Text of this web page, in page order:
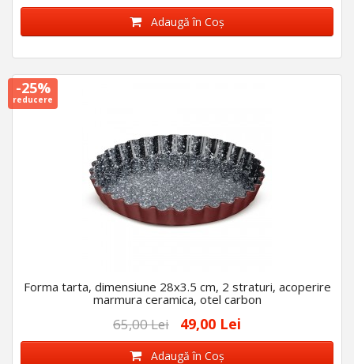
Adaugă în Coş
-25%
reducere
Forma tarta, dimensiune 28x3.5 cm, 2 straturi, acoperire
marmura ceramica, otel carbon
65,00 Lei 49,00 Lei
Adaugă în Coş